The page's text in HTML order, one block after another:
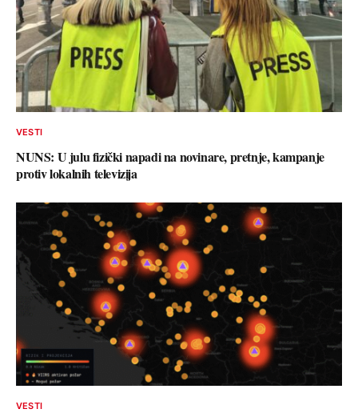
VESTI
NUNS: U julu fizički napadi na novinare, pretnje, kampanje
protiv lokalnih televizija
VESTI